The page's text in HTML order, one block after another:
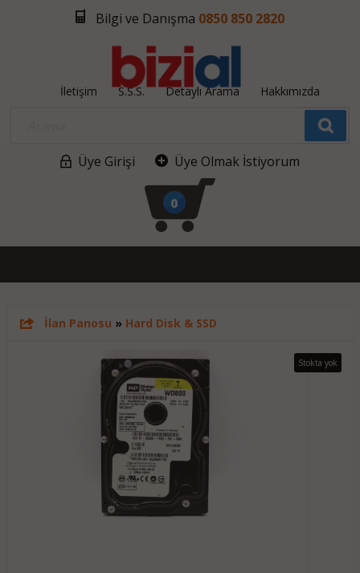
Bilgi ve Danışma 0850 850 2820
İletişim S.S.S. Detaylı Arama Hakkımızda
Üye Girişi Üye Olmak İstiyorum
0
İlan Panosu » Hard Disk & SSD
Stokta yok